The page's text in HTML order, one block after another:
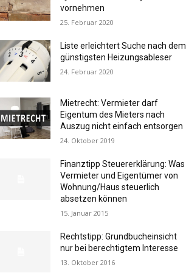
vornehmen
25. Februar 2020
Liste erleichtert Suche nach dem
günstigsten Heizungsableser
24. Februar 2020
Mietrecht: Vermieter darf
Eigentum des Mieters nach
Auszug nicht einfach entsorgen
24. Oktober 2019
Finanztipp Steuererklärung: Was
Vermieter und Eigentümer von
Wohnung/Haus steuerlich
absetzen können
15. Januar 2015
Rechtstipp: Grundbucheinsicht
nur bei berechtigtem Interesse
13. Oktober 2016